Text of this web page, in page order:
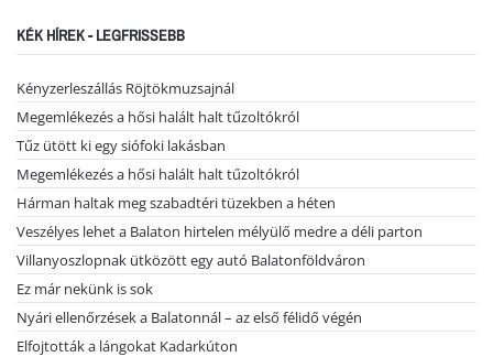
KÉK HÍREK - LEGFRISSEBB
Kényzerleszállás Röjtökmuzsajnál
Megemlékezés a hősi halált halt tűzoltókról
Tűz ütött ki egy siófoki lakásban
Megemlékezés a hősi halált halt tűzoltókról
Hárman haltak meg szabadtéri tüzekben a héten
Veszélyes lehet a Balaton hirtelen mélyülő medre a déli parton
Villanyoszlopnak ütközött egy autó Balatonföldváron
Ez már nekünk is sok
Nyári ellenőrzések a Balatonnál – az első félidő végén
Elfojtották a lángokat Kadarkúton